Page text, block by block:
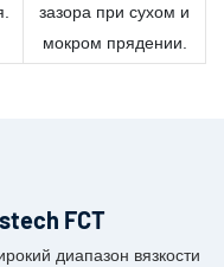
зазора при сухом и
мокром прядении.
FCT
диапазон вязкости